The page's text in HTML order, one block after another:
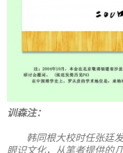
训森注：
韩同根大校时任张廷
眼识文化，从笔者提供的